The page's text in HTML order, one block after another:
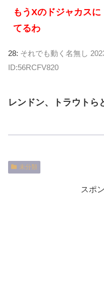
もうXのドジャカス
てるわ
28: それでも動く名無し
ID:56RCFV820
レンドン、トラウトら
未分類
スポ